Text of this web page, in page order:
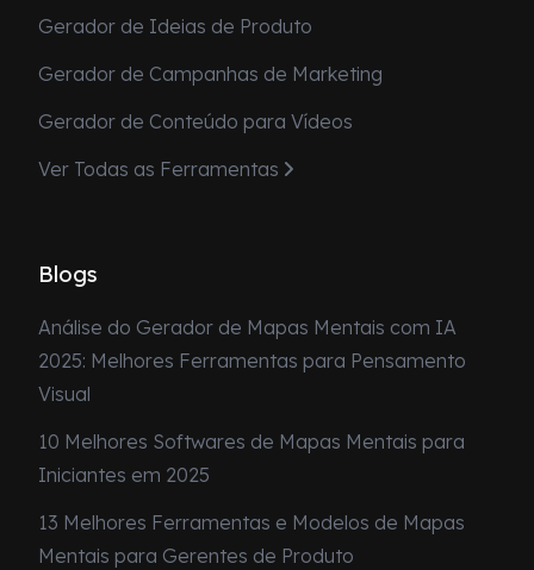
Gerador de Ideias de Produto
Gerador de Campanhas de Marketing
Gerador de Conteúdo para Vídeos
Ver Todas as Ferramentas
Blogs
Análise do Gerador de Mapas Mentais com IA
2025: Melhores Ferramentas para Pensamento
Visual
10 Melhores Softwares de Mapas Mentais para
Iniciantes em 2025
13 Melhores Ferramentas e Modelos de Mapas
Mentais para Gerentes de Produto